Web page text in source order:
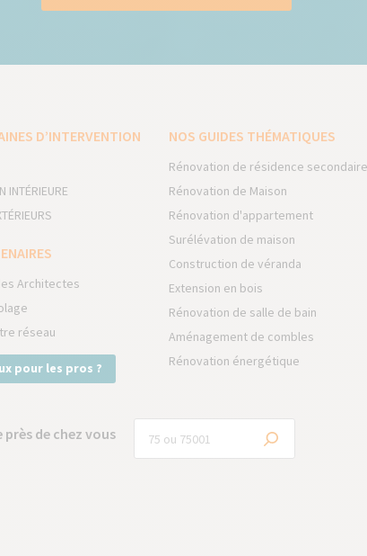
D’INTERVENTION
INTÉRIEURE
Architectes
réseau
pour les pros ?
NOS GUIDES THÉMATIQUES
Rénovation de résidence
Rénovation de Maison
Rénovation d'appartement
Surélévation de maison
Construction de véranda
Extension en bois
Rénovation de salle de bain
Aménagement de combles
Rénovation énergétique
de chez vous